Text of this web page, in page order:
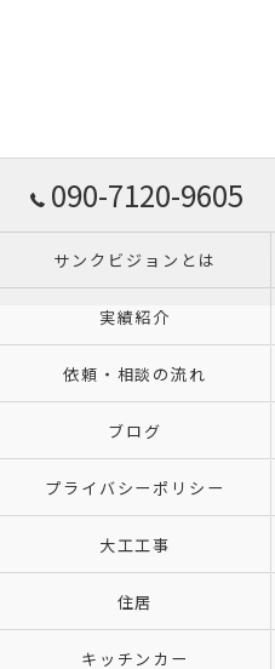
090-7120-9605
サンクビジョンとは
実績紹介
依頼・相談の流れ
ブログ
プライバシーポリシー
大工工事
住居
キッチンカー